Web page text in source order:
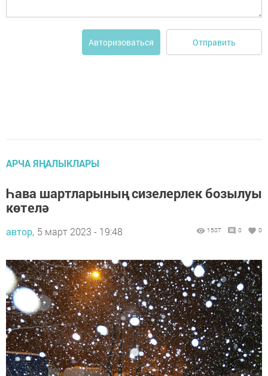
Авторизоваться Отправить
АРЧА ЯҢАЛЫКЛАРЫ
Һава шартларының сизелерлек бозылуы
көтелә
автор, 5 март 2023 - 19:48 1507 0 0